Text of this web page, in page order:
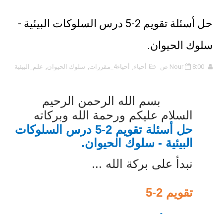
حل أسئلة تقويم 2-5 درس السلوكات البيئية -
سلوك الحيوان.
Nour 8:00 ص أحياء, أحياء4_مقررات , سلوك الحيوان, علم_البيئية
بسم الله الرحمن الرحيم
السلام عليكم ورحمة الله وبركاته
حل أسئلة تقويم 2-5 درس السلوكات
البيئية - سلوك الحيوان.
نبدأ على بركة الله ...
تقويم 2-5